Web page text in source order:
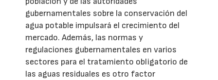
gubernamentales sobre la conservación del
agua potable impulsará el crecimiento del
mercado. Además, las normas y
regulaciones gubernamentales en varios
sectores para el tratamiento obligatorio de
las aguas residuales es otro factor